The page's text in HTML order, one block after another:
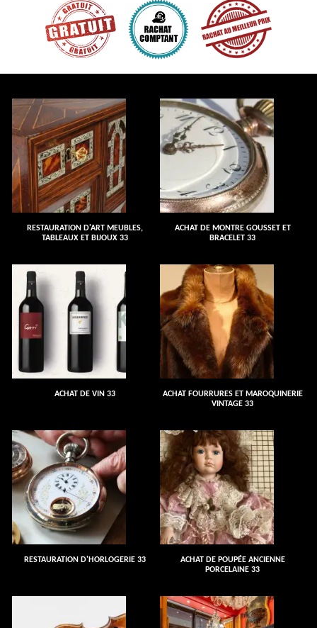
RESTAURATION D'ART MEUBLES,
TABLEAUX ET BIJOUX 33
ACHAT DE MONTRE GOUSSET ET
BRACELET 33
ACHAT DE VIN 33
ACHAT FOURRURES ET MAROQUINERIE
VINTAGE 33
RESTAURATION D'HORLOGERIE 33
ACHAT DE POUPÉE ANCIENNE
PORCELAINE 33